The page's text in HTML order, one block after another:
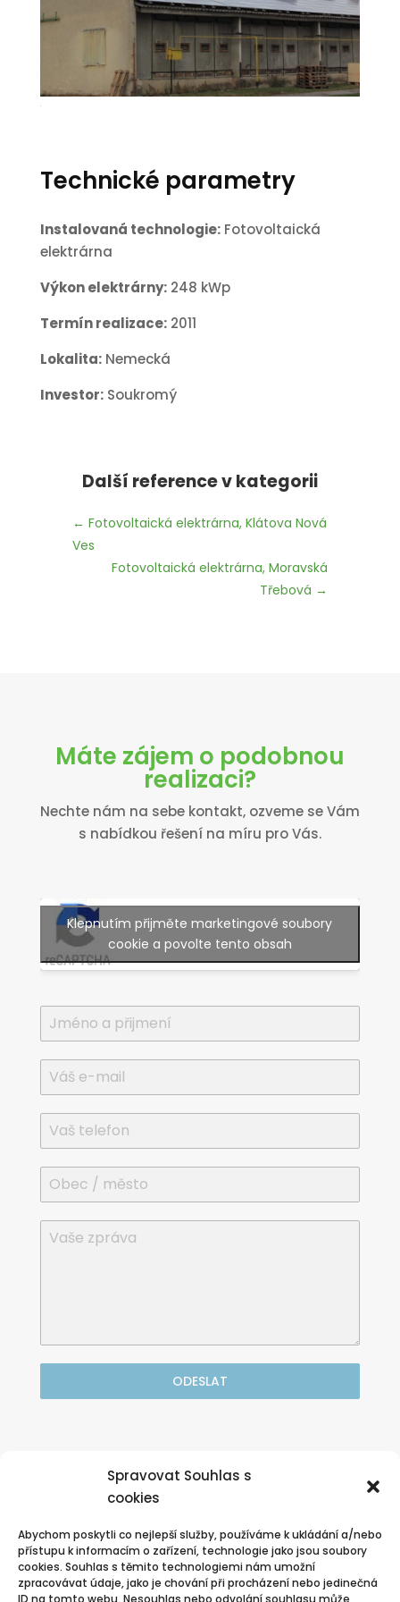
Spravovat Souhlas s
cookies
Abychom poskytli co nejlepší služby, používáme k ukládání a/nebo
přístupu k informacím o zařízení, technologie jako jsou soubory
cookies. Souhlas s těmito technologiemi nám umožní
zpracovávat údaje, jako je chování při procházení nebo jedinečná
ID na tomto webu. Nesouhlas nebo odvolání souhlasu může
Technické parametry
Instalovaná technologie:Fotovoltaická
elektrárna
Výkon elektrárny:248 kWp
Termín realizace:2011
Lokalita:Nemecká
Investor:Soukromý
Další reference v kategorii
← Fotovoltaická elektrárna, Klátova Nová
Ves
Fotovoltaická elektrárna, Moravská
Třebová →
Máte zájem o podobnou
realizaci?
Nechte nám na sebe kontakt, ozveme se Vám
s nabídkou řešení na míru pro Vás.
Klepnutím přijměte marketingové soubory
cookie a povolte tento obsah
ODESLAT
nonstop zákaznická linka: